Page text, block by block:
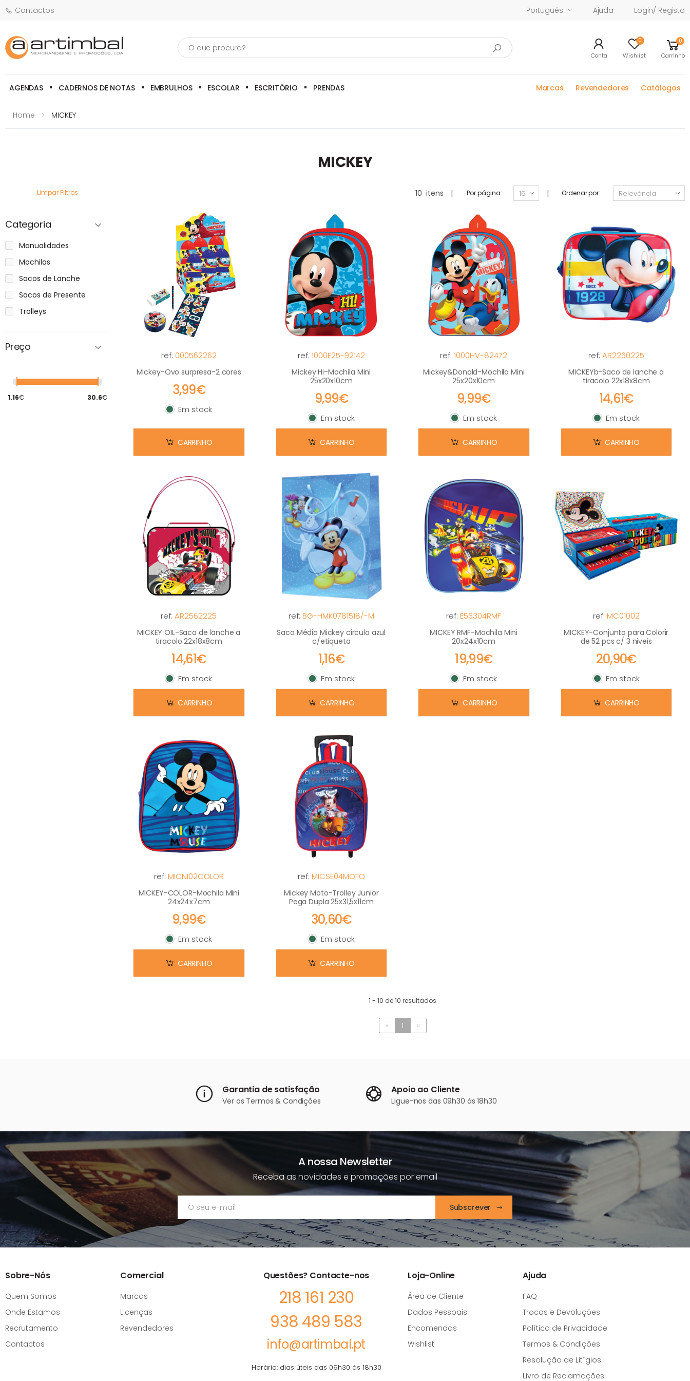
Contactos Português Ajuda Login/ Registo
Pesquisa
Conta
0
Wishlist
0
Carrinho
AGENDAS CADERNOS DE NOTAS EMBRULHOS ESCOLAR ESCRITÓRIO PRENDAS Marcas Revendedores Catálogos
Home MICKEY
MICKEY
10 itens | Por página: | Ordenar por:
ref: 000562262
Mickey-Ovo surpresa-2 cores
3,99€
Em stock
Em stock
CARRINHO
ref: 1000E25-92142
Mickey Hi-Mochila Mini
25x20x10cm
9,99€
Em stock
Em stock
CARRINHO
ref:1000HV-82472
Mickey&Donald-Mochila Mini
25x20x10cm
9,99€
Em stock
Em stock
CARRINHO
ref: AR2260225
MICKEYb-Saco de lanche a
tiracolo 22x18x8cm
14,61€
Em stock
Em stock
CARRINHO
ref:AR2562225
MICKEY OIL-Saco de lanche a
tiracolo 22x18x8cm
14,61€
Em stock
Em stock
CARRINHO
ref: BG-HMK0781518/-M
Saco Médio Mickey circulo azul
c/etiqueta
1,16€
Em stock
Em stock
CARRINHO
ref:E56304RMF
MICKEY RMF-Mochila Mini
20x24x10cm
19,99€
Em stock
Em stock
CARRINHO
ref: MC01002
MICKEY-Conjunto para Colorir
de 52 pcs c/ 3 niveis
20,90€
Em stock
Em stock
CARRINHO
ref: MICNI02COLOR
MICKEY-COLOR-Mochila Mini
24x24x7cm
9,99€
Em stock
Em stock
CARRINHO
ref: MICSE04MOTO
Mickey Moto-Trolley Junior
Pega Dupla 25x31,5x11cm
30,60€
Em stock
Em stock
CARRINHO
1 - 10 de 10 resultados
« 1 »
Limpar Filtros
Categoria
Manualidades
Mochilas
Sacos de Lanche
Sacos de Presente
Trolleys
Preço
1.16€ 30.6€
Garantia de satisfação
Ver os Termos & Condições
Apoio ao Cliente
Ligue-nos das 09h30 às 18h30
A nossa Newsletter
Receba as novidades e promoções por email
Subscrever
Sobre-Nós
Quem Somos
Onde Estamos
Recrutamento
Contactos
Comercial
Marcas
Licenças
Revendedores
Questões? Contacte-nos
218 161 230
938 489 583
info@artimbal.pt
Horário: dias úteis das 09h30 às 18h30
Loja-Online
Área de Cliente
Dados Pessoais
Encomendas
Wishlist
Ajuda
FAQ
Trocas e Devoluções
Política de Privacidade
Termos & Condições
Resolução de Litígios
Livro de Reclamações